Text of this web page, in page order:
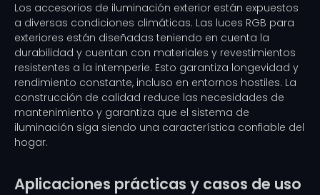
Los accesorios de iluminación exterior están expuestos
a diversas condiciones climáticas. Las luces RGB para
exteriores están diseñadas teniendo en cuenta la
durabilidad y cuentan con materiales y revestimientos
resistentes a la intemperie. Esto garantiza longevidad y
rendimiento constante, incluso en entornos hostiles. La
construcción de calidad reduce las necesidades de
mantenimiento y garantiza que el sistema de
iluminación siga siendo una característica confiable del
hogar.
Aplicaciones prácticas y casos de uso